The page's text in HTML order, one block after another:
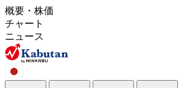
概要・株価
チャート
ニュース